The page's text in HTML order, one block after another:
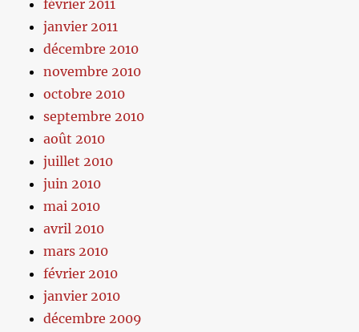
février 2011
janvier 2011
décembre 2010
novembre 2010
octobre 2010
septembre 2010
août 2010
juillet 2010
juin 2010
mai 2010
avril 2010
mars 2010
février 2010
janvier 2010
décembre 2009